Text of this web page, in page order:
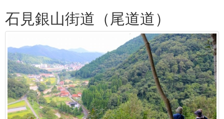
石見銀山街道（尾道道）